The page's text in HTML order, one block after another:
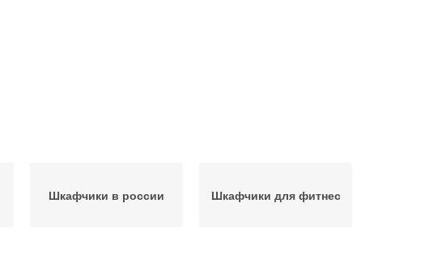
Шкафчики в россии Шкафчики для фитнес